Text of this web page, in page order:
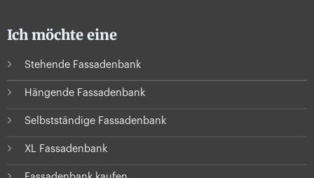
Ich möchte eine
Stehende Fassadenbank
Hängende Fassadenbank
Selbstständige Fassadenbank
XL Fassadenbank